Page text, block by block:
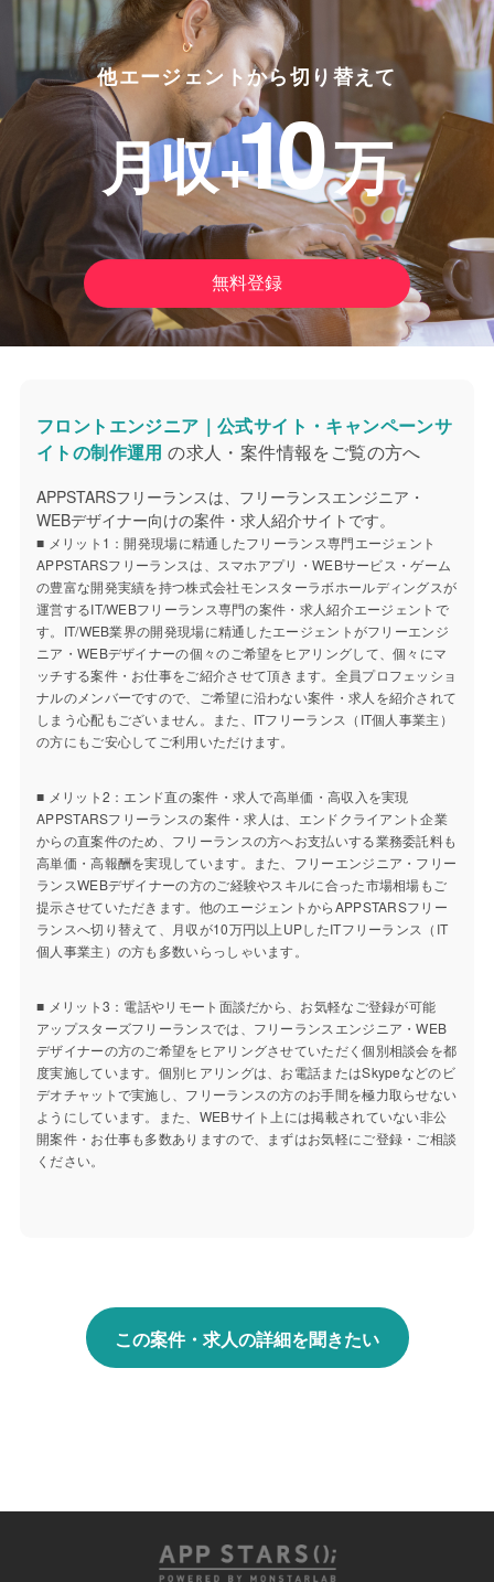
他エージェントから切り替えて
月収+10 万
無料登録
フロントエンジニア｜公式サイト・キャンペーンサ
イトの制作運用の求人・案件情報をご覧の方へ
APPSTARSフリーランスは、フリーランスエンジニア・
WEBデザイナー向けの案件・求人紹介サイトです。
■ メリット1：開発現場に精通したフリーランス専門エージェント
APPSTARSフリーランスは、スマホアプリ・WEBサービス・ゲーム
の豊富な開発実績を持つ株式会社モンスターラボホールディングスが
運営するIT/WEBフリーランス専門の案件・求人紹介エージェントで
す。IT/WEB業界の開発現場に精通したエージェントがフリーエンジ
ニア・WEBデザイナーの個々のご希望をヒアリングして、個々にマ
ッチする案件・お仕事をご紹介させて頂きます。全員プロフェッショ
ナルのメンバーですので、ご希望に沿わない案件・求人を紹介されて
しまう心配もございません。また、ITフリーランス（IT個人事業主）
の方にもご安心してご利用いただけます。
■ メリット2：エンド直の案件・求人で高単価・高収入を実現
APPSTARSフリーランスの案件・求人は、エンドクライアント企業
からの直案件のため、フリーランスの方へお支払いする業務委託料も
高単価・高報酬を実現しています。また、フリーエンジニア・フリー
ランスWEBデザイナーの方のご経験やスキルに合った市場相場もご
提示させていただきます。他のエージェントからAPPSTARSフリー
ランスへ切り替えて、月収が10万円以上UPしたITフリーランス（IT
個人事業主）の方も多数いらっしゃいます。
■ メリット3：電話やリモート面談だから、お気軽なご登録が可能
アップスターズフリーランスでは、フリーランスエンジニア・WEB
デザイナーの方のご希望をヒアリングさせていただく個別相談会を都
度実施しています。個別ヒアリングは、お電話またはSkypeなどのビ
デオチャットで実施し、フリーランスの方のお手間を極力取らせない
ようにしています。また、WEBサイト上には掲載されていない非公
開案件・お仕事も多数ありますので、まずはお気軽にご登録・ご相談
ください。
この案件・求人の詳細を聞きたい